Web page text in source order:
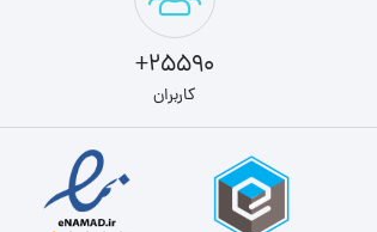
25590+
کاربران